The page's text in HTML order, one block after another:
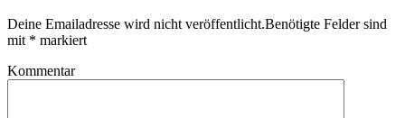
Deine Emailadresse wird nicht veröffentlicht.Benötigte Felder sind
mit * markiert
Kommentar